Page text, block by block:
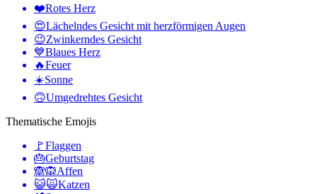
❤️Rotes Herz
😍Lächelndes Gesicht mit herzförmigen Augen
😉Zwinkerndes Gesicht
💙Blaues Herz
🔥Feuer
☀️Sonne
🙃Umgedrehtes Gesicht
Thematische Emojis
🚩Flaggen
🎂Geburtstag
🙈🙉Affen
😺🙀Katzen